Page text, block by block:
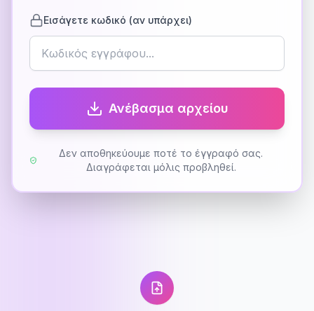
Εισάγετε κωδικό (αν υπάρχει)
Ανέβασμα αρχείου
Δεν αποθηκεύουμε ποτέ το έγγραφό σας.
Διαγράφεται μόλις προβληθεί.